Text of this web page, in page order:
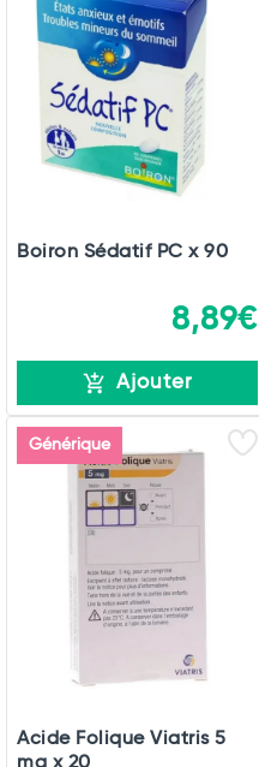
Boiron Sédatif PC x 90
8,89€
Ajouter
Générique
Acide Folique Viatris 5
mg x 20